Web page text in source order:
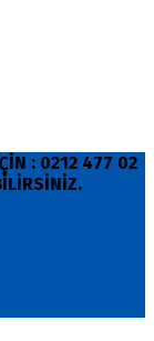
: 0212 477 02